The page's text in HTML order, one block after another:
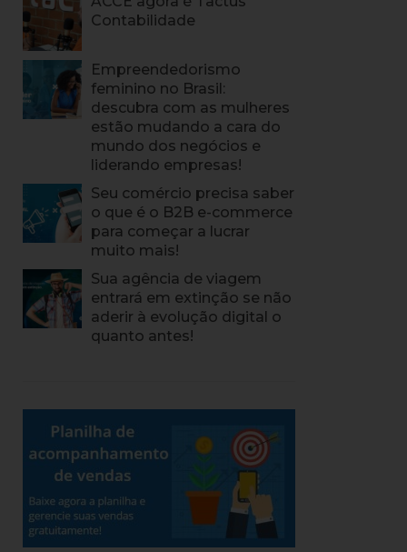
Contabilidade
Empreendedorismo
feminino no Brasil:
descubra com as mulheres
estão mudando a cara do
mundo dos negócios e
liderando empresas!
Seu comércio precisa saber
o que é o B2B e-commerce
para começar a lucrar
muito mais!
Sua agência de viagem
entrará em extinção se não
aderir à evolução digital o
quanto antes!